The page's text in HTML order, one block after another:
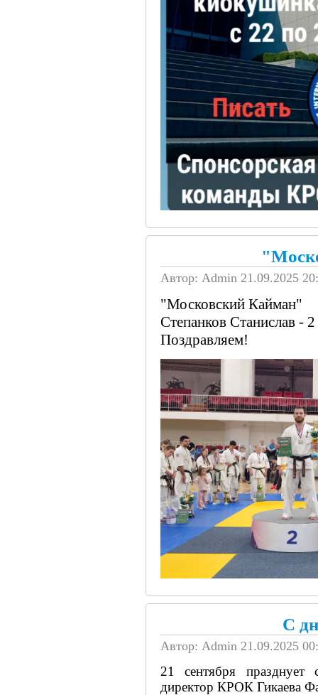
Автор: Admin 21.09.2025
"Московский Кайман"
Степанков Станислав -
Поздравляем!
С
Автор: Admin 21.09.2025
21 сентября празднует
директор КРОК Гикаева